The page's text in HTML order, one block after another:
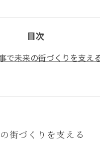
目次
で未来の街づくりを支え
街づくりを支える